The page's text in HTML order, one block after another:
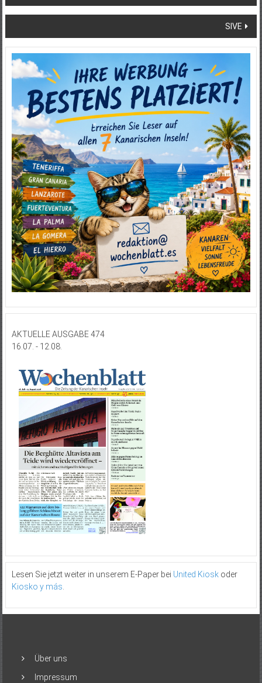
SIVE
AKTUELLE AUSGABE 474
16.07. - 12.08.
Lesen Sie jetzt weiter in unserem E-Paper bei United Kioskoder
Kiosko y más.
Über uns
Impressum